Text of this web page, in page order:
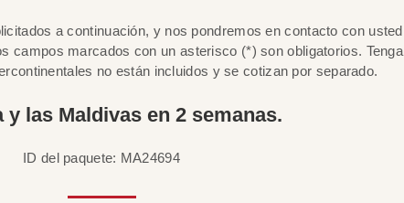
a continuación, y nos pondremos en contacto con usted
campos marcados con un asterisco (*) son obligatorios. Tenga
no están incluidos y se cotizan por separado.
y las Maldivas en 2 semanas.
ID del paquete: MA24694